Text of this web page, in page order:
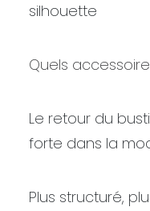
silhouette
Quels
Le retour du
forte dans la
Plus structuré,